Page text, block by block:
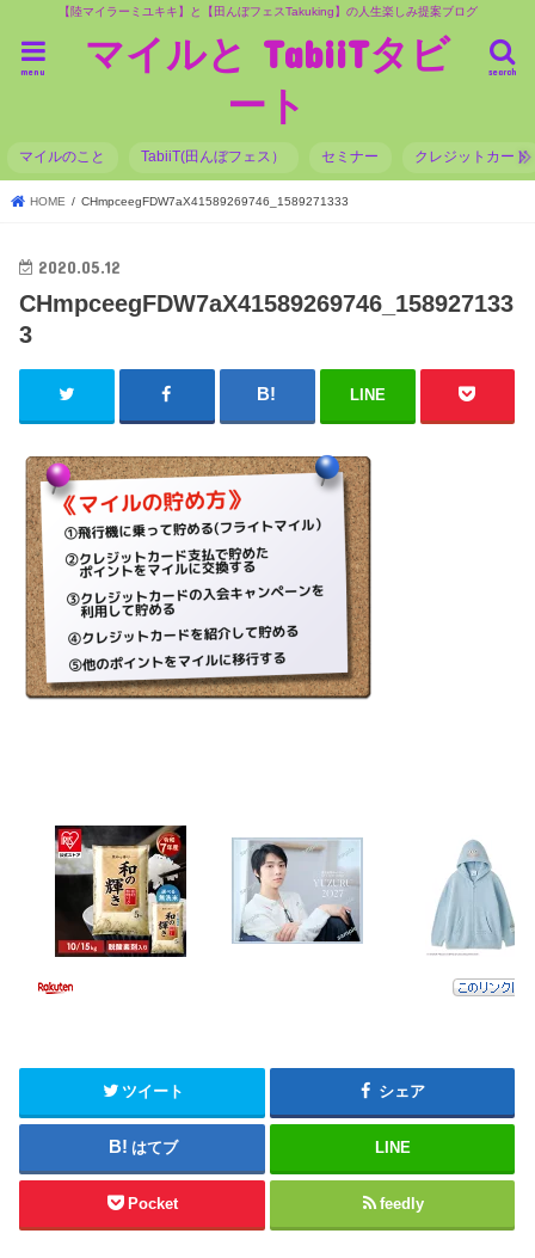
【陸マイラーミユキキ】と【田んぼフェスTakuking】の人生楽しみ提案ブログ
マイルと TabiiTタビ
ート
search
menu
マイルのこと TabiiT(田んぼフェス） セミナー クレジットカード
HOME CHmpceegFDW7aX41589269746_1589271333
2020.05.12
CHmpceegFDW7aX41589269746_158927133
3
LINE
ツイート シェア
はてブ LINE
Pocket feedly